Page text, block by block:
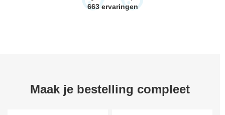
663 ervaringen
Maak je bestelling compleet